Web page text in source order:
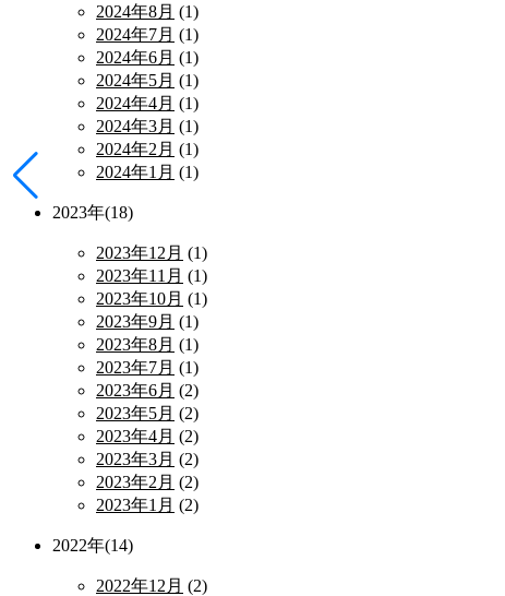
2024年8月 (1)
2024年7月 (1)
2024年6月 (1)
2024年5月 (1)
2024年4月 (1)
2024年3月 (1)
2024年2月 (1)
2024年1月 (1)
2023年(18)
2023年12月 (1)
2023年11月 (1)
2023年10月 (1)
2023年9月 (1)
2023年8月 (1)
2023年7月 (1)
2023年6月 (2)
2023年5月 (2)
2023年4月 (2)
2023年3月 (2)
2023年2月 (2)
2023年1月 (2)
2022年(14)
2022年12月 (2)